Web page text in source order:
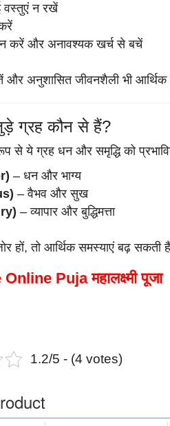
वस्तुएं न रखें
करें और अनावश्यक खर्च से बचें
अनुशासित जीवनशैली भी आर्थिक
ग्रह कौन से हैं?
से ये ग्रह धन और समृद्धि को
– धन और भाग्य
– वैभव और सुख
– व्यापार और बुद्धिमत्ता
हों, तो आर्थिक समस्याएं बढ़ सकती
Online Pujaमहालक्ष्मी पूजा
1.2/5 - (4 votes)